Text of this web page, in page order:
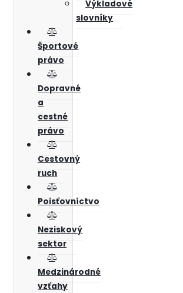
Výkladové
slovníky
Športové
právo
Dopravné
a
cestné
právo
Cestovný
ruch
Poisťovníctvo
Neziskový
sektor
Medzinárodné
vzťahy